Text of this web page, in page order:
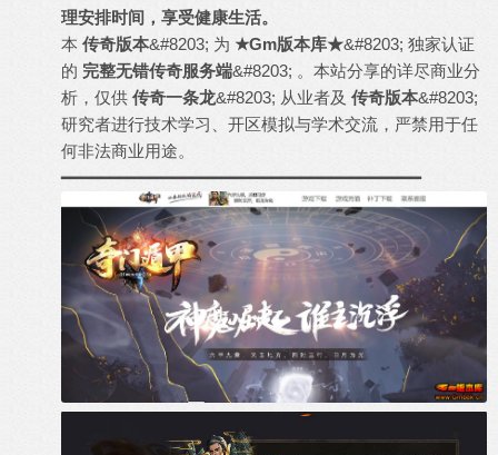
理安排时间，享受健康生活。
本 传奇版本&#8203; 为 ★Gm版本库★&#8203; 独家认证
的 完整无错传奇服务端&#8203; 。本站分享的详尽商业分
析，仅供 传奇一条龙&#8203; 从业者及 传奇版本&#8203;
研究者进行技术学习、开区模拟与学术交流，严禁用于任
何非法商业用途。
━━━━━━━━━━━━━━━━━━━━━━━━━━━━━━━━━━━━